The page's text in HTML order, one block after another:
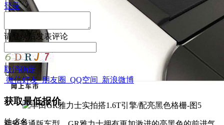
登录
请 登录 后发表评论
取消确定
微信好友 朋友圈 QQ空间 新浪微博
获取最低报价
姓名名